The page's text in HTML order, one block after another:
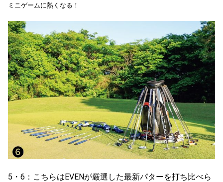
ミニゲームに熱くなる！
5・6：こちらはEVENが厳選した最新パターを打ち比べら